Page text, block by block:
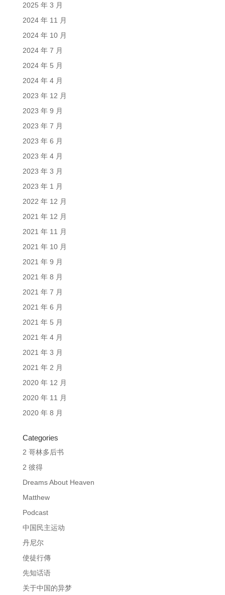
2025 年 3 月
2024 年 11 月
2024 年 10 月
2024 年 7 月
2024 年 5 月
2024 年 4 月
2023 年 12 月
2023 年 9 月
2023 年 7 月
2023 年 6 月
2023 年 4 月
2023 年 3 月
2023 年 1 月
2022 年 12 月
2021 年 12 月
2021 年 11 月
2021 年 10 月
2021 年 9 月
2021 年 8 月
2021 年 7 月
2021 年 6 月
2021 年 5 月
2021 年 4 月
2021 年 3 月
2021 年 2 月
2020 年 12 月
2020 年 11 月
2020 年 8 月
Categories
2 哥林多后书
2 彼得
Dreams About Heaven
Matthew
Podcast
中国民主运动
丹尼尔
使徒行傳
先知话语
关于中国的异梦